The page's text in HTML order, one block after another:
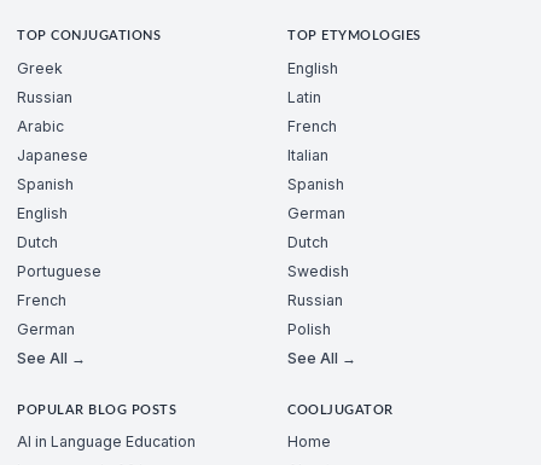
TOP CONJUGATIONS
Greek
Russian
Arabic
Japanese
Spanish
English
Dutch
Portuguese
French
German
See All →
TOP ETYMOLOGIES
English
Latin
French
Italian
Spanish
German
Dutch
Swedish
Russian
Polish
See All →
POPULAR BLOG POSTS
AI in Language Education
COOLJUGATOR
Home